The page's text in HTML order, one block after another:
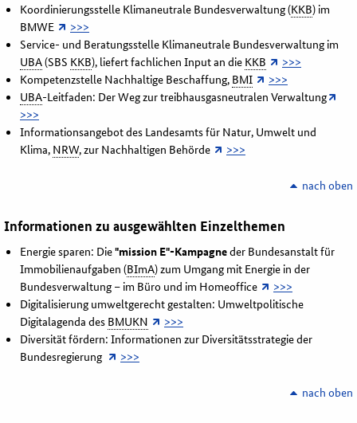
Koordinierungsstelle Klimaneutrale Bundesverwaltung (KKB) im
BMWE
>>>
Service- und Beratungsstelle Klimaneutrale Bundesverwaltung im
UBA(SBS KKB), liefert fachlichen Input an die KKB
>>>
Kompetenzstelle Nachhaltige Beschaffung, BMI
>>>
UBA-Leitfaden: Der Weg zur treibhausgasneutralen Verwaltung
>>>
Informationsangebot des Landesamts für Natur, Umwelt und
Klima, NRW, zur Nachhaltigen Behörde >>>
nach oben
Informationen zu ausgewählten Einzelthemen
Energie sparen: Die"mission E"-Kampagneder Bundesanstalt für
Immobilienaufgaben (BImA) zum Umgang mit Energie in der
Bundesverwaltung – im Büro und im Homeoffice
>>>
Digitalisierung umweltgerecht gestalten: Umweltpolitische
Digitalagenda des BMUKN
>>>
Diversität fördern: Informationen zur Diversitätsstrategie der
Bundesregierung
>>>
nach oben